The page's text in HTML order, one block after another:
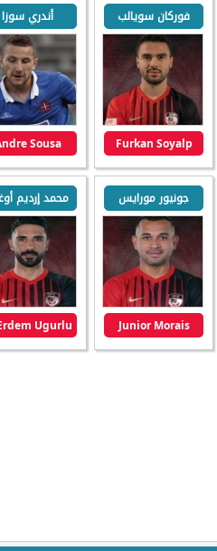
فوركان سويالب
Furkan Soyalp
أندري سوزا
Sousa
جونيور مورايس
Junior Morais